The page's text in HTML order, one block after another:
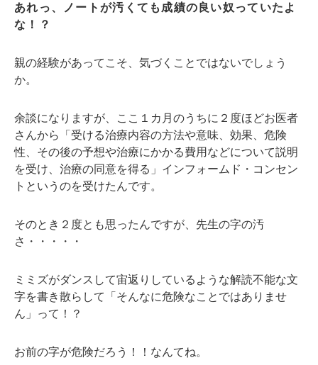
あれっ、ノートが汚くても成績の良い奴っていたよ
な！？
親の経験があってこそ、気づくことではないでしょう
か。
余談になりますが、ここ１カ月のうちに２度ほどお医者
さんから「受ける治療内容の方法や意味、効果、危険
性、その後の予想や治療にかかる費用などについて説明
を受け、治療の同意を得る」インフォームド・コンセン
トというのを受けたんです。
そのとき２度とも思ったんですが、先生の字の汚
さ・・・・・
ミミズがダンスして宙返りしているような解読不能な文
字を書き散らして「そんなに危険なことではありませ
ん」って！？
お前の字が危険だろう！！なんてね。